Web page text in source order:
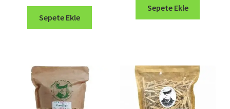
Sepete Ekle
Sepete Ekle